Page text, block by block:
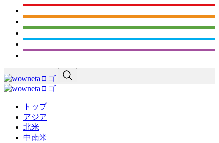
トップ
アジア
北米
中南米